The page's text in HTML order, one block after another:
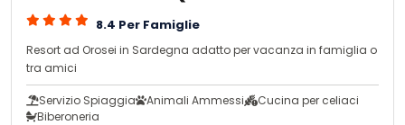
8.4 Per Famiglie
Resort ad Orosei in Sardegna adatto per vacanza in famiglia o
tra amici
Servizio Spiaggia Animali Ammessi
Cucina per celiaci
Biberoneria